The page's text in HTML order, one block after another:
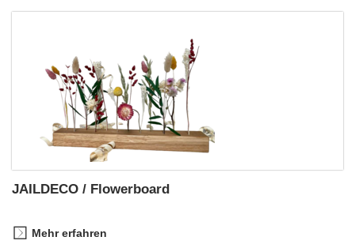
JAILDECO / Flowerboard
Mehr erfahren